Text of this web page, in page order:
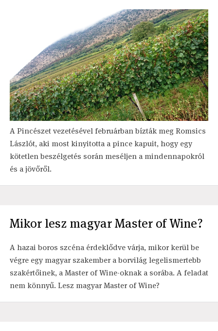
A Pincészet vezetésével februárban bízták meg Romsics
Lászlót, aki most kinyitotta a pince kapuit, hogy egy
kötetlen beszélgetés során meséljen a mindennapokról
és a jövőről.
Mikor lesz magyar Master of Wine?
A hazai boros szcéna érdeklődve várja, mikor kerül be
végre egy magyar szakember a borvilág legelismertebb
szakértőinek, a Master of Wine-oknak a sorába. A feladat
nem könnyű. Lesz magyar Master of Wine?